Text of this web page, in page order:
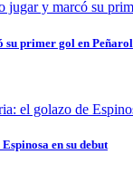
su primer gol en Peñarol
en su debut